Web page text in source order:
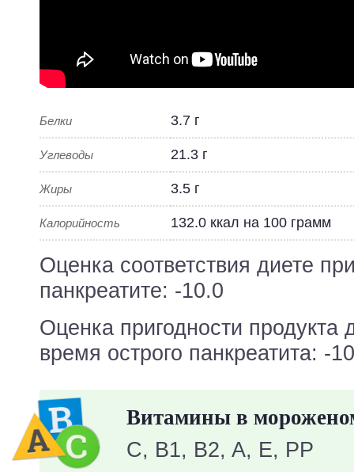
Белки 3.7 г
Углеводы 21.3 г
Жиры 3.5 г
Калорийность 132.0 ккал на 100 грамм
Оценка соответствия диете
панкреатите: -10.0
Оценка пригодности продукта
время острого панкреатита: -
Витамины в
C, B1, B2, A, E, PP